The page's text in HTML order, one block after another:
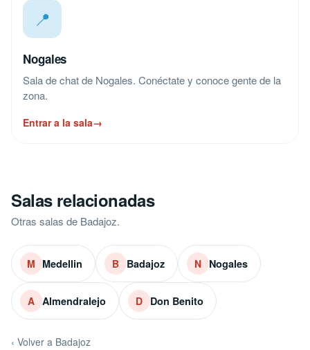
📍
Nogales
Sala de chat de Nogales. Conéctate y conoce gente de la
zona.
Entrar a la sala→
Salas relacionadas
Otras salas de Badajoz.
M Medellin B Badajoz N Nogales
A Almendralejo D Don Benito
‹ Volver a Badajoz